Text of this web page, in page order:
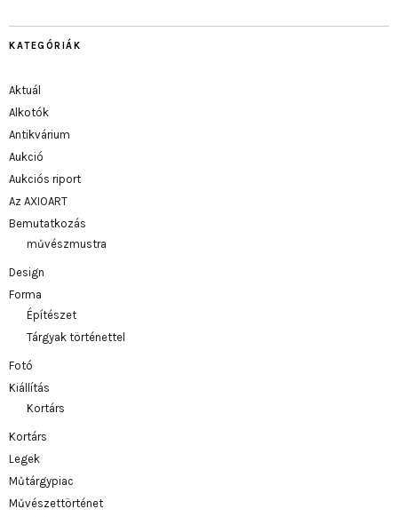
KATEGÓRIÁK
Aktuál
Alkotók
Antikvárium
Aukció
Aukciós riport
Az AXIOART
Bemutatkozás
művészmustra
Design
Forma
Építészet
Tárgyak történettel
Fotó
Kiállítás
Kortárs
Kortárs
Legek
Műtárgypiac
Művészettörténet